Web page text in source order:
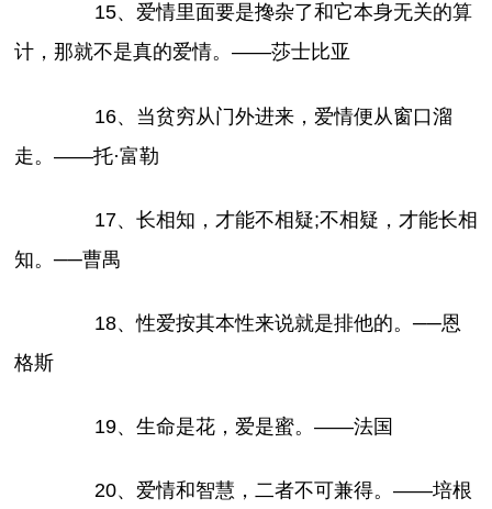
15、爱情里面要是搀杂了和它本身无关的算
计，那就不是真的爱情。——莎士比亚
16、当贫穷从门外进来，爱情便从窗口溜
走。——托·富勒
17、长相知，才能不相疑;不相疑，才能长相
知。──曹禺
18、性爱按其本性来说就是排他的。──恩
格斯
19、生命是花，爱是蜜。——法国
20、爱情和智慧，二者不可兼得。——培根